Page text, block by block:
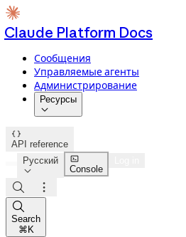
Claude Platform Docs
Сообщения
Управляемые агенты
Администрирование
Ресурсы


API reference
Русский


Console



Search
⌘K